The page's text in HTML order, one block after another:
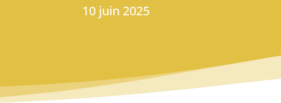
10 juin 2025